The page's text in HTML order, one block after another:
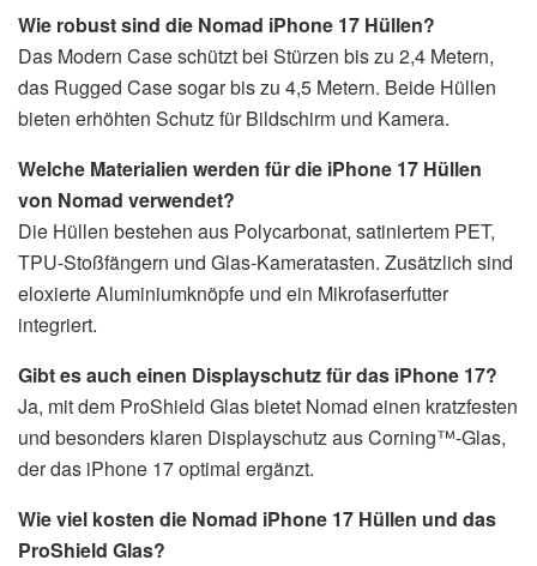
Wie robust sind die Nomad iPhone 17 Hüllen?
Das Modern Case schützt bei Stürzen bis zu 2,4 Metern,
das Rugged Case sogar bis zu 4,5 Metern. Beide Hüllen
bieten erhöhten Schutz für Bildschirm und Kamera.
Welche Materialien werden für die iPhone 17 Hüllen
von Nomad verwendet?
Die Hüllen bestehen aus Polycarbonat, satiniertem PET,
TPU-Stoßfängern und Glas-Kameratasten. Zusätzlich sind
eloxierte Aluminiumknöpfe und ein Mikrofaserfutter
integriert.
Gibt es auch einen Displayschutz für das iPhone 17?
Ja, mit dem ProShield Glas bietet Nomad einen kratzfesten
und besonders klaren Displayschutz aus Corning™-Glas,
der das iPhone 17 optimal ergänzt.
Wie viel kosten die Nomad iPhone 17 Hüllen und das
ProShield Glas?